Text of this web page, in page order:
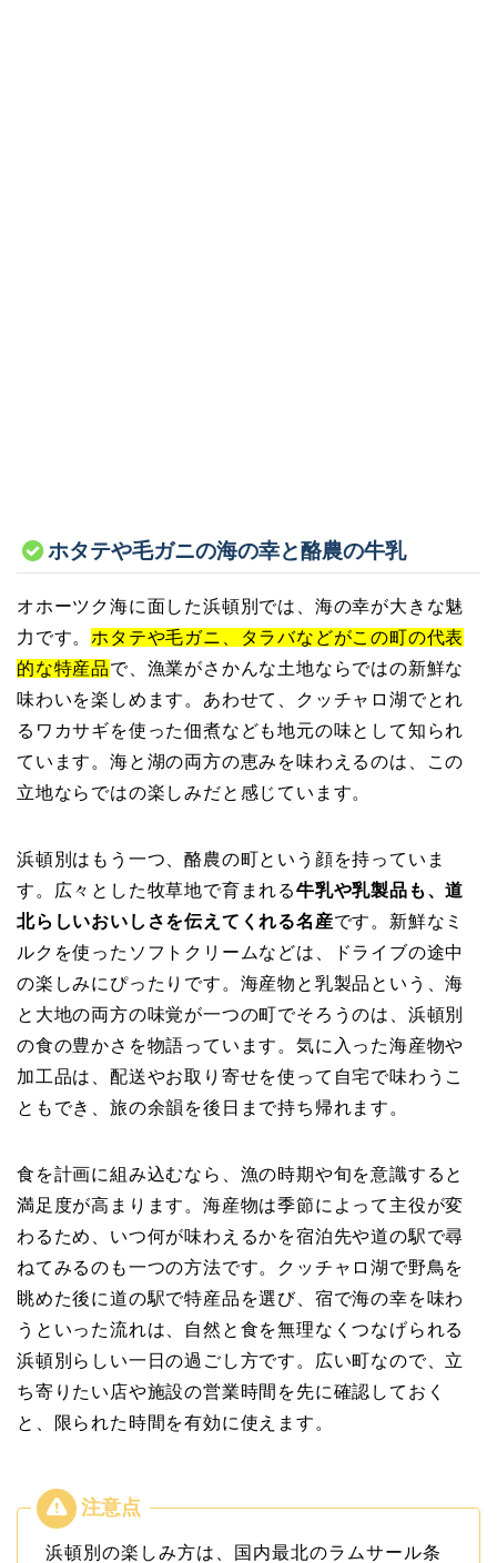
ホタテや毛ガニの海の幸と酪農の牛乳
オホーツク海に面した浜頓別では、海の幸が大きな魅
力です。 ホタテや毛ガニ、タラバなどがこの町の代表
的な特産品で、漁業がさかんな土地ならではの新鮮な
味わいを楽しめます。あわせて、クッチャロ湖でとれ
るワカサギを使った佃煮なども地元の味として知られ
ています。海と湖の両方の恵みを味わえるのは、この
立地ならではの楽しみだと感じています。
浜頓別はもう一つ、酪農の町という顔を持っていま
す。広々とした牧草地で育まれる牛乳や乳製品も、道
北らしいおいしさを伝えてくれる名産です。新鮮なミ
ルクを使ったソフトクリームなどは、ドライブの途中
の楽しみにぴったりです。海産物と乳製品という、海
と大地の両方の味覚が一つの町でそろうのは、浜頓別
の食の豊かさを物語っています。気に入った海産物や
加工品は、配送やお取り寄せを使って自宅で味わうこ
ともでき、旅の余韻を後日まで持ち帰れます。
食を計画に組み込むなら、漁の時期や旬を意識すると
満足度が高まります。海産物は季節によって主役が変
わるため、いつ何が味わえるかを宿泊先や道の駅で尋
ねてみるのも一つの方法です。クッチャロ湖で野鳥を
眺めた後に道の駅で特産品を選び、宿で海の幸を味わ
うといった流れは、自然と食を無理なくつなげられる
浜頓別らしい一日の過ごし方です。広い町なので、立
ち寄りたい店や施設の営業時間を先に確認しておく
と、限られた時間を有効に使えます。
浜頓別の楽しみ方は、国内最北のラムサール条